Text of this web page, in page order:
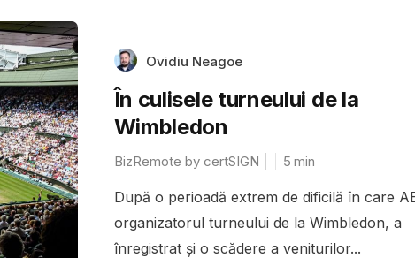
Ovidiu Neagoe
În culisele turneului de la
Wimbledon
BizRemote by certSIGN 5 min
După o perioadă extrem de dificilă în care
organizatorul turneului de la Wimbledon, a
înregistrat și o scădere a veniturilor...